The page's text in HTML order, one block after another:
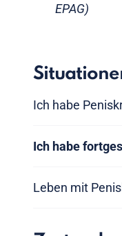
EPAG)
Ich habe
Ich habe
Leben mit